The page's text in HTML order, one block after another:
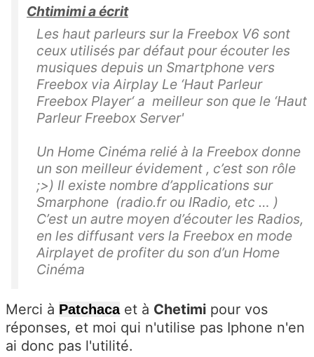
Chtimimi a écrit
Les haut parleurs sur la Freebox V6 sont
ceux utilisés par défaut pour écouter les
musiques depuis un Smartphone vers
Freebox via Airplay Le ‘Haut Parleur
Freebox Player‘ a meilleur son que le ‘Haut
Parleur Freebox Server'
Un Home Cinéma relié à la Freebox donne
un son meilleur évidement , c’est son rôle
;>) Il existe nombre d’applications sur
Smarphone (radio.fr ou IRadio, etc … )
C’est un autre moyen d’écouter les Radios,
en les diffusant vers la Freebox en mode
Airplayet de profiter du son d’un Home
Cinéma
Merci à Patchacaet à Chetimi pour vos
réponses, et moi qui n'utilise pas Iphone n'en
ai donc pas l'utilité.